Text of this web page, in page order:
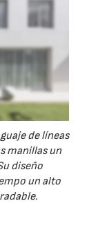
de líneas
manillas un
diseño
un alto